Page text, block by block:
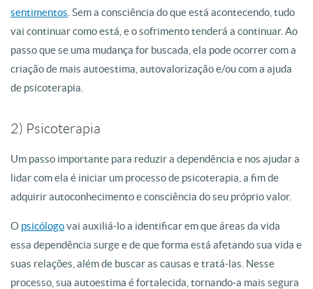
sentimentos . Sem a consciência do que está acontecendo, tudo
vai continuar como está, e o sofrimento tenderá a continuar. Ao
passo que se uma mudança for buscada, ela pode ocorrer com a
criação de mais autoestima, autovalorização e/ou com a ajuda
de psicoterapia.
2) Psicoterapia
Um passo importante para reduzir a dependência e nos ajudar a
lidar com ela é iniciar um processo de psicoterapia, a fim de
adquirir autoconhecimento e consciência do seu próprio valor.
O psicólogovai auxiliá-lo a identificar em que áreas da vida
essa dependência surge e de que forma está afetando sua vida e
suas relações, além de buscar as causas e tratá-las. Nesse
processo, sua autoestima é fortalecida, tornando-a mais segura